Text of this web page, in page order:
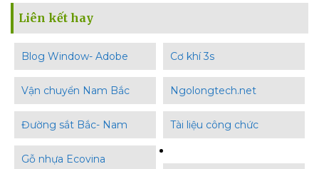
Liên kết hay
Blog Window- Adobe Cơ khí 3s
Vận chuyển Nam Bắc Ngolongtech.net
Đường sắt Bắc- Nam Tài liệu công chức
Gỗ nhựa Ecovina